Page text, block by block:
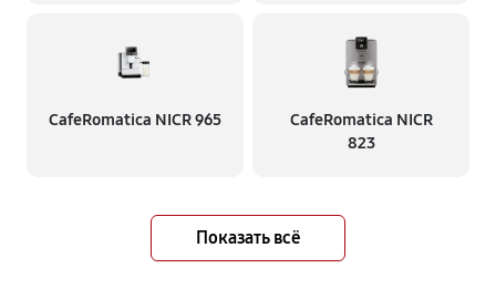
CafeRomatica NICR 965
CafeRomatica NICR
823
Показать всё